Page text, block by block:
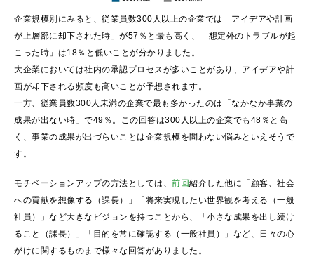
企業規模別にみると、従業員数300人以上の企業では「アイデアや計画
が上層部に却下された時」が57％と最も高く、「想定外のトラブルが起
こった時」は18％と低いことが分かりました。
大企業においては社内の承認プロセスが多いことがあり、アイデアや計
画が却下される頻度も高いことが予想されます。
一方、従業員数300人未満の企業で最も多かったのは「なかなか事業の
成果が出ない時」で49％。この回答は300人以上の企業でも48％と高
く、事業の成果が出づらいことは企業規模を問わない悩みといえそうで
す。
モチベーションアップの方法としては、 前回紹介した他に「顧客、社会
への貢献を想像する（課長）」「将来実現したい世界観を考える（一般
社員）」など大きなビジョンを持つことから、「小さな成果を出し続け
ること（課長）」「目的を常に確認する（一般社員）」など、日々の心
がけに関するものまで様々な回答がありました。